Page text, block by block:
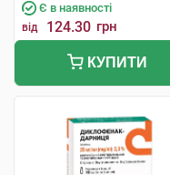
Є в наявності
від 124.30 грн
КУПИТИ